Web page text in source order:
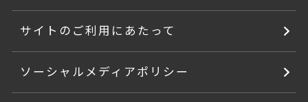
サイトのご利用にあたって
ソーシャルメディアポリシー